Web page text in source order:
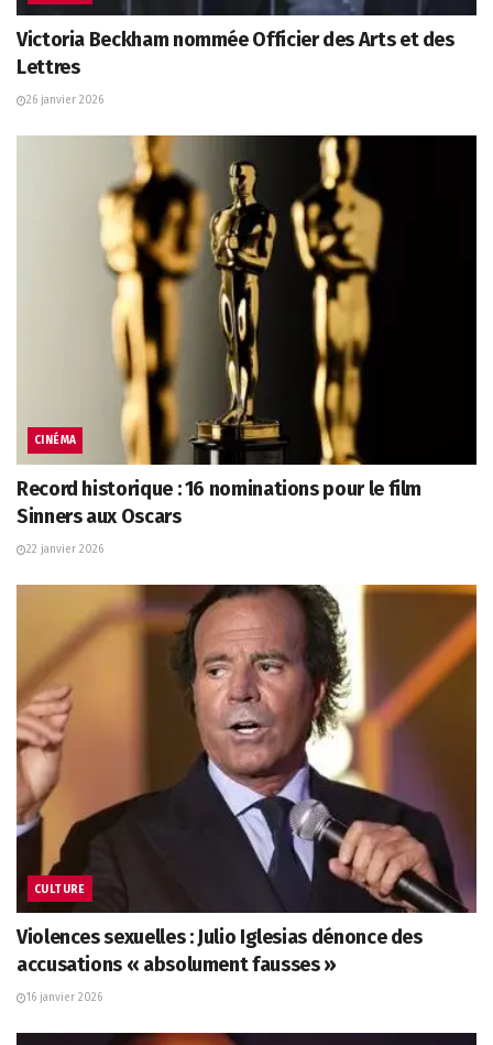
Victoria Beckham nommée Officier des Arts et des
Lettres
26 janvier 2026
CINÉMA
Record historique : 16 nominations pour le film
Sinners aux Oscars
22 janvier 2026
CULTURE
Violences sexuelles : Julio Iglesias dénonce des
accusations « absolument fausses »
16 janvier 2026